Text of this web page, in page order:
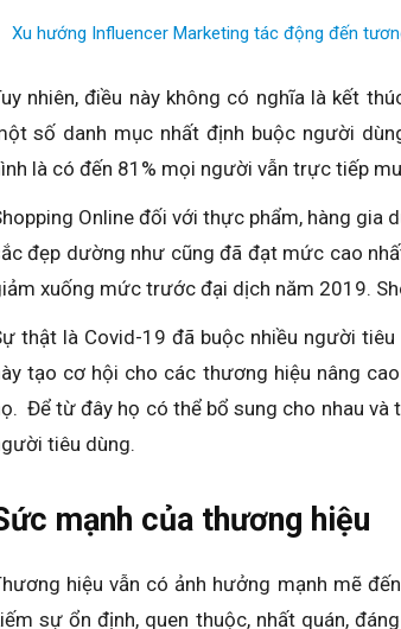
Xu hướng Influencer Marketing tác động đến
nhiên, điều này không có nghĩa là kết
số danh mục nhất định buộc người
là có đến 81% mọi người vẫn trực tiếp
Online đối với thực phẩm, hàng gia
đẹp dường như cũng đã đạt mức cao
xuống mức trước đại dịch năm 2019.
thật là Covid-19 đã buộc nhiều người
tạo cơ hội cho các thương hiệu nâng
Để từ đây họ có thể bổ sung cho nhau
tiêu dùng.
mạnh của thương hiệu
hiệu vẫn có ảnh hưởng mạnh mẽ
sự ổn định, quen thuộc, nhất quán,